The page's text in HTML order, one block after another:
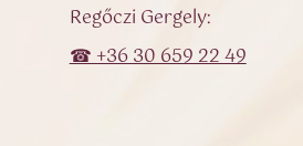
Regőczi Gergely:
☎ +36 30 659 22 49